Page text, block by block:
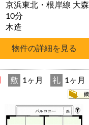
京浜東北・根岸線 大森 駅 徒歩
10分
木造
敷 1ヶ月 礼 1ヶ月